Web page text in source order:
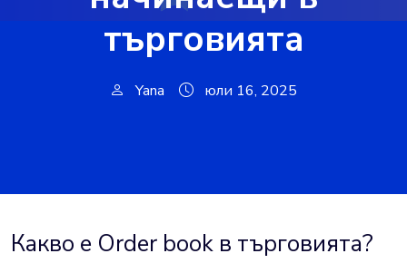
търговията
Yana юли 16, 2025
Какво е Order book в търговията?